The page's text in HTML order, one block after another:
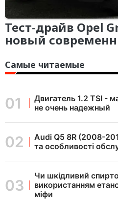
Тест-драйв Opel
новый
Самые читаемые
Двигатель 1.2 TSI -
не очень надежный
Audi Q5 8R (2008-
та особливості
Чи шкідливий
використанням
міфи